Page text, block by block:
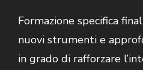
Formazione specifica
nuovi strumenti e
in grado di rafforzare